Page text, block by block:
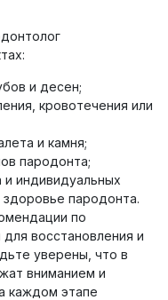
и десен;
кровотечения или
и камня;
пародонта;
индивидуальных
пародонта.
по
восстановления и
уверены, что в
вниманием и
каждом этапе